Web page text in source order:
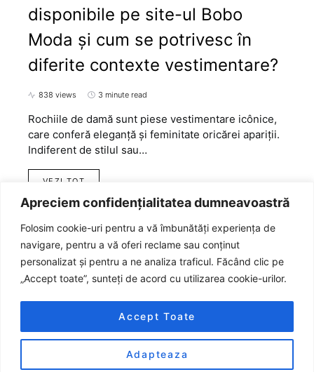
Apreciem confidențialitatea dumneavoastră
Folosim cookie-uri pentru a vă îmbunătăți experiența de
navigare, pentru a vă oferi reclame sau conținut
personalizat și pentru a ne analiza traficul. Făcând clic pe
„Accept toate”, sunteți de acord cu utilizarea cookie-urilor.
Adapteaza
Accept Toate
disponibile pe site-ul Bobo
Moda și cum se potrivesc în
diferite contexte vestimentare?
838 views 3 minute read
Rochiile de damă sunt piese vestimentare icônice,
care conferă eleganță și feminitate oricărei apariții.
Indiferent de stilul sau…
VEZI TOT